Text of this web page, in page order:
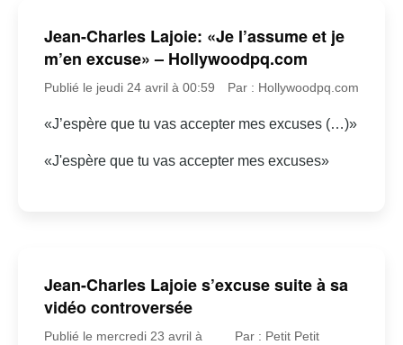
Jean-Charles Lajoie: «Je l’assume et je
m’en excuse» – Hollywoodpq.com
Publié le jeudi 24 avril à 00:59 Par : Hollywoodpq.com
«J’espère que tu vas accepter mes excuses (…)»
«J'espère que tu vas accepter mes excuses»
Jean-Charles Lajoie s’excuse suite à sa
vidéo controversée
Publié le mercredi 23 avril à
Par : Petit Petit